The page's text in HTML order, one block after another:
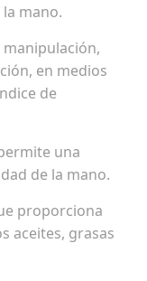
mano.
en medios
de
una
de la mano.
proporciona
aceites, grasas